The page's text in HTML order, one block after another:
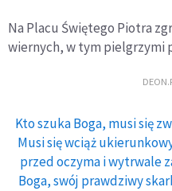
Na Placu Świętego Piotra
wiernych, w tym pielgrzymi
Kto szuka Boga, musi się
Musi się wciąż
przed oczyma i wytrwale
Boga, swój prawdziwy